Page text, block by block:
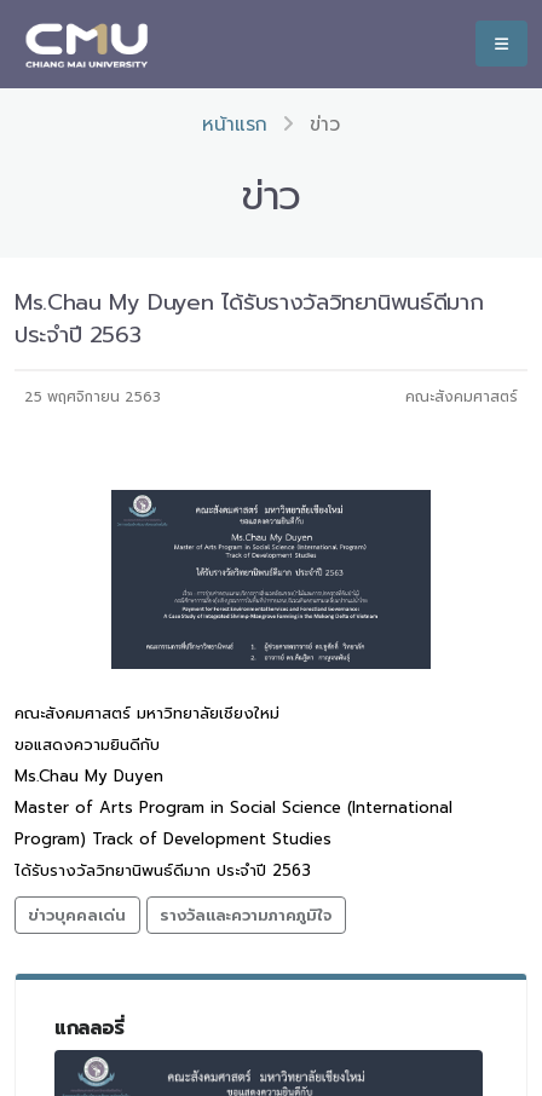
หน้าแรก ข่าว
ข่าว
Ms.Chau My Duyen ได้รับรางวัลวิทยานิพนธ์ดีมาก
ประจำปี 2563
25 พฤศจิกายน 2563 คณะสังคมศาสตร์
คณะสังคมศาสตร์ มหาวิทยาลัยเชียงใหม่
ขอแสดงความยินดีกับ
Ms.Chau My Duyen
Master of Arts Program in Social Science (International
Program) Track of Development Studies
ได้รับรางวัลวิทยานิพนธ์ดีมาก ประจำปี 2563
ข่าวบุคคลเด่น
รางวัลและความภาคภูมิใจ
แกลลอรี่